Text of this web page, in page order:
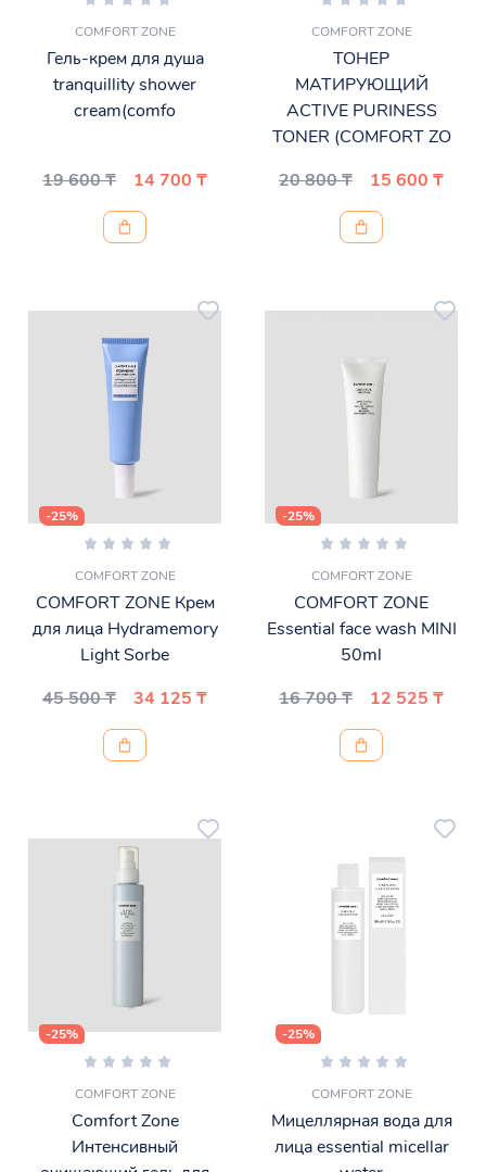
COMFORT ZONE
Гель-крем для душа
tranquillity shower
cream(comfo
19 600 ₸ 14 700 ₸
COMFORT ZONE
ТОНЕР
МАТИРУЮЩИЙ
ACTIVE PURINESS
TONER (COMFORT ZO
20 800 ₸
15 600 ₸
-25%
COMFORT ZONE
COMFORT ZONE Крем
для лица Hydramemory
Light Sorbe
45 500 ₸
34 125 ₸
-25%
COMFORT ZONE
COMFORT ZONE
Essential face wash MINI
50ml
16 700 ₸
12 525 ₸
-25%
COMFORT ZONE
Comfort Zone
Интенсивный
-25%
COMFORT ZONE
Мицеллярная вода для
лица essential micellar